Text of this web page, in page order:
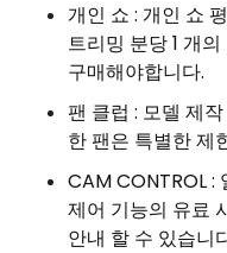
개인 쇼 : 개인 쇼
트리밍 분당 1 개
구매해야합니다.
팬 클럽 : 모델 제
한 팬은 특별한 제
CAM CONTROL :
제어 기능의 유료
안내 할 수 있습니